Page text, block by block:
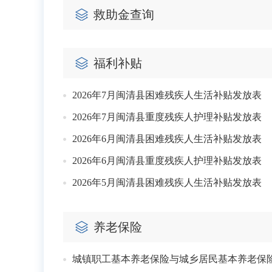
救助金查询
福利补贴
2026年7月闽清县困难残疾人生活补贴发放表
2026年7月闽清县重度残疾人护理补贴发放表
2026年6月闽清县困难残疾人生活补贴发放表
2026年6月闽清县重度残疾人护理补贴发放表
2026年5月闽清县困难残疾人生活补贴发放表
养老保险
城镇职工基本养老保险与城乡居民基本养老保